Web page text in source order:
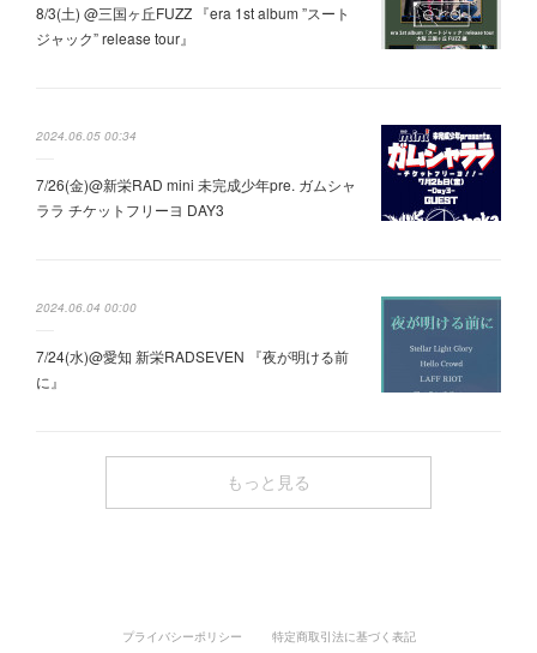
8/3(土) @三国ヶ丘FUZZ 『era 1st album ”スート
ジャック” release tour』
2024.06.05 00:34
7/26(金)@新栄RAD mini 未完成少年pre. ガムシャ
ララ チケットフリーヨ DAY3
2024.06.04 00:00
7/24(水)@愛知 新栄RADSEVEN 『夜が明ける前
に』
もっと見る
プライバシーポリシー 特定商取引法に基づく表記